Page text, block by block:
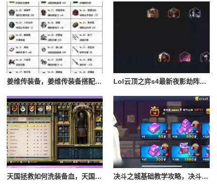
姜维传装备，姜维传装备搭配一览表最新 Lol云顶之弈s4最新夜影劫阵容搭配，云顶之奕夜影劫阵容
天国拯救如何洗装备血，天国拯救怎么洗衣服 决斗之城基础教学攻略，决斗之城教学攻略2111